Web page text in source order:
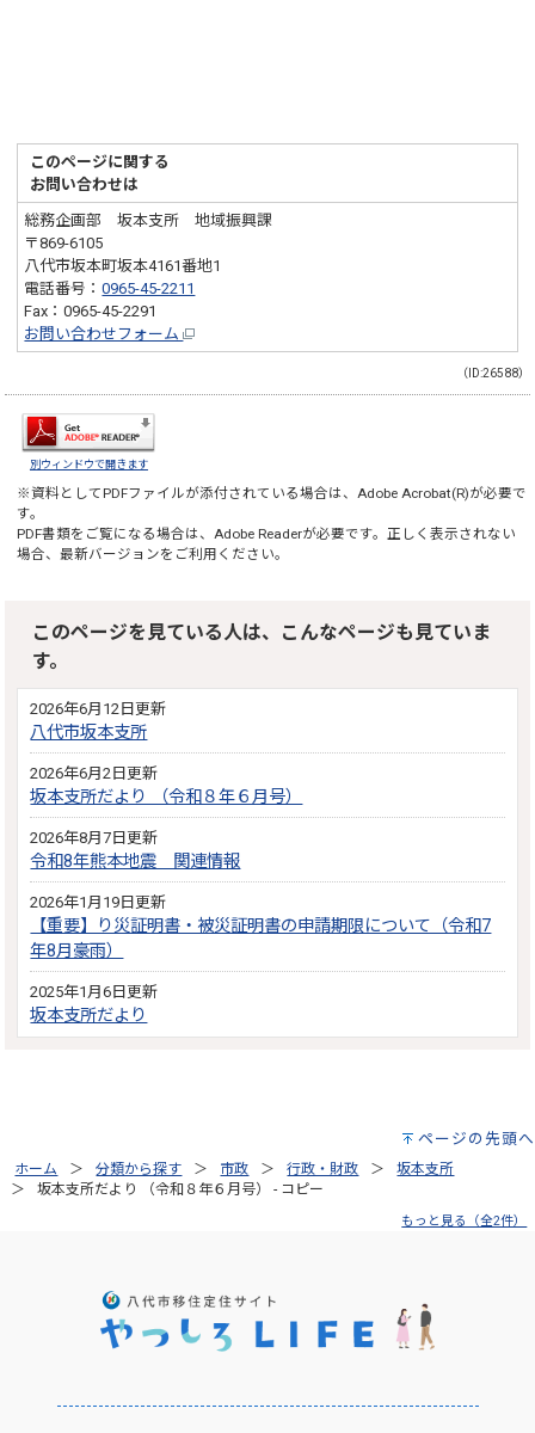
このページに関する
お問い合わせは
総務企画部 坂本支所 地域振興課
〒869-6105
八代市坂本町坂本4161番地1
電話番号：0965-45-2211
Fax：0965-45-2291
お問い合わせフォーム
（ID:26588）
別ウィンドウで開きます
※資料としてPDFファイルが添付されている場合は、 Adobe Acrobat(R)が必要で
す。
PDF書類をご覧になる場合は、 Adobe Readerが必要です。正しく表示されない
場合、最新バージョンをご利用ください。
このページを見ている人は、こんなページも見ていま
す。
2026年6月12日更新
八代市坂本支所
2026年6月2日更新
坂本支所だより （令和８年６月号）
2026年8月7日更新
令和8年熊本地震 関連情報
2026年1月19日更新
【重要】り災証明書・被災証明書の申請期限について（令和7
年8月豪雨）
2025年1月6日更新
坂本支所だより
ページの先頭へ
ホーム 分類から探す 市政 行政・財政
坂本支所
坂本支所だより （令和８年６月号） - コピー
もっと見る（全2件）